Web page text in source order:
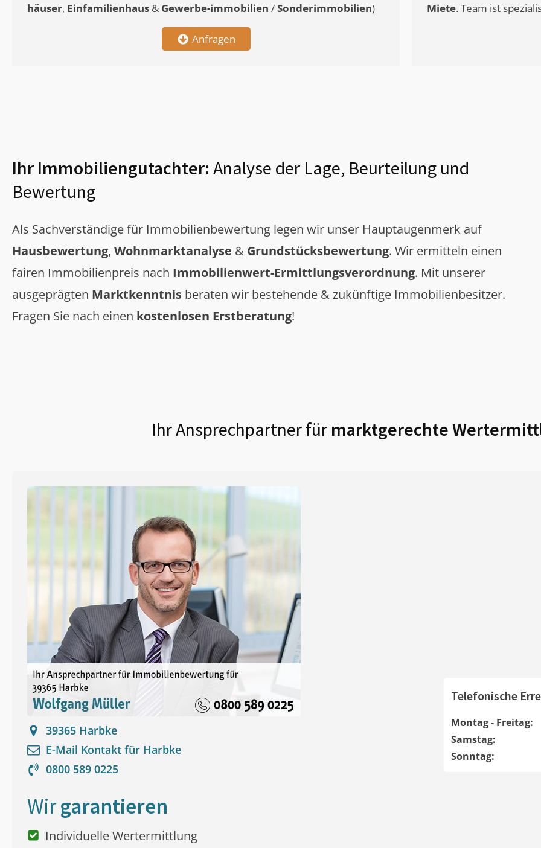
häuser, Einfamilienhaus & Gewerbe-immobilien /Sonderimmobilien)
Anfragen
Miete. Team ist
Ihr Immobiliengutachter: Analyse der Lage, Beurteilung und
Bewertung
Als Sachverständige für Immobilienbewertung legen wir unser Hauptaugenmerk auf
Hausbewertung, Wohnmarktanalyse & Grundstücksbewertung. Wir ermitteln einen
fairen Immobilienpreis nach Immobilienwert-Ermittlungsverordnung. Mit unserer
ausgeprägten Marktkenntnis beraten wir bestehende & zukünftige Immobilienbesitzer.
Fragen Sie nach einen kostenlosen Erstberatung!
Ihr Ansprechpartner fürmarktgerechte
39365 Harbke
E-Mail Kontakt für Harbke
0800 589 0225
Telefonische
Montag - Freitag:
Samstag:
Sonntag:
Wirgarantieren
Individuelle Wertermittlung